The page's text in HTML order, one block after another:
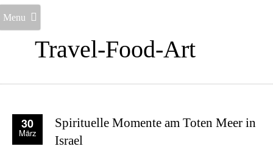
Travel-Food-Art
Menu
30
März
Spirituelle Momente am Toten Meer in
Israel